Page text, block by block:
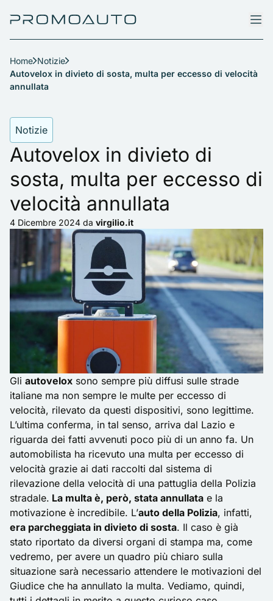
Home Notizie
Autovelox in divieto di sosta, multa per eccesso di velocità
annullata
Notizie
Autovelox in divieto di
sosta, multa per eccesso di
velocità annullata
4 Dicembre 2024 da virgilio.it
Gli autovelox sono sempre più diffusi sulle strade
italiane ma non sempre le multe per eccesso di
velocità, rilevato da questi dispositivi, sono legittime.
L’ultima conferma, in tal senso, arriva dal Lazio e
riguarda dei fatti avvenuti poco più di un anno fa. Un
automobilista ha ricevuto una multa per eccesso di
velocità grazie ai dati raccolti dal sistema di
rilevazione della velocità di una pattuglia della Polizia
stradale. La multa è, però, stata annullata e la
motivazione è incredibile. L’auto della Polizia, infatti,
era parcheggiata in divieto di sosta. Il caso è già
stato riportato da diversi organi di stampa ma, come
vedremo, per avere un quadro più chiaro sulla
situazione sarà necessario attendere le motivazioni del
Giudice che ha annullato la multa. Vediamo, quindi,